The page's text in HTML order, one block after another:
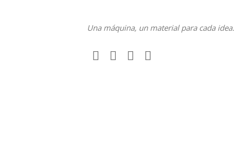
Una máquina, un material para cada idea.